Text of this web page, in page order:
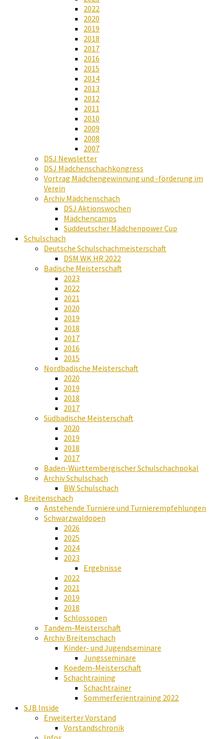
2022
2020
2019
2018
2017
2016
2015
2014
2013
2012
2011
2010
2009
2008
2007
DSJ Newsletter
DSJ Mädchenschachkongress
Vortrag Mädchengewinnung und -förderung im
Verein
Archiv Mädchenschach
DSJ Aktionswochen
Mädchencamps
Süddeutscher Mädchenpower Cup
Schulschach
Deutsche Schulschachmeisterschaft
DSM WK HR 2022
Badische Meisterschaft
2023
2022
2021
2020
2019
2018
2017
2016
2015
Nordbadische Meisterschaft
2020
2019
2018
2017
Südbadische Meisterschaft
2020
2019
2018
2017
Baden-Württembergischer Schulschachpokal
Archiv Schulschach
BW Schulschach
Breitenschach
Anstehende Turniere und Turnierempfehlungen
Schwarzwaldopen
2026
2025
2024
2023
Ergebnisse
2022
2021
2019
2018
Schlossopen
Tandem-Meisterschaft
Archiv Breitenschach
Kinder- und Jugendseminare
Jungsseminare
Koedem-Meisterschaft
Schachtraining
Schachtrainer
Sommerferientraining 2022
SJB Inside
Erweiterter Vorstand
Vorstandschronik